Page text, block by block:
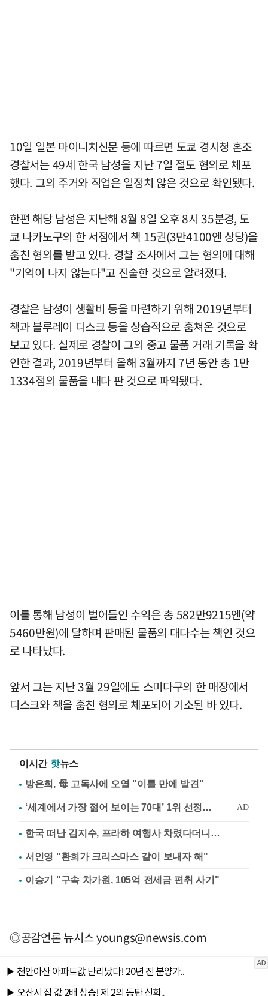
10일 일본 마이니치신문 등에 따르면 도쿄 경시청 혼조
경찰서는 49세 한국 남성을 지난 7일 절도 혐의로 체포
했다. 그의 주거와 직업은 일정치 않은 것으로 확인됐다.
한편 해당 남성은 지난해 8월 8일 오후 8시 35분경, 도
쿄 나카노구의 한 서점에서 책 15권(3만4100엔 상당)을
훔친 혐의를 받고 있다. 경찰 조사에서 그는 혐의에 대해
"기억이 나지 않는다"고 진술한 것으로 알려졌다.
경찰은 남성이 생활비 등을 마련하기 위해 2019년부터
책과 블루레이 디스크 등을 상습적으로 훔쳐온 것으로
보고 있다. 실제로 경찰이 그의 중고 물품 거래 기록을 확
인한 결과, 2019년부터 올해 3월까지 7년 동안 총 1만
1334점의 물품을 내다 판 것으로 파악됐다.
이를 통해 남성이 벌어들인 수익은 총 582만9215엔(약
5460만원)에 달하며 판매된 물품의 대다수는 책인 것으
로 나타났다.
앞서 그는 지난 3월 29일에도 스미다구의 한 매장에서
디스크와 책을 훔친 혐의로 체포되어 기소된 바 있다.
이시간 핫뉴스
방은희, 母 고독사에 오열 "이틀 만에 발견"
한국 떠난 김지수, 프라하 여행사 차렸다더니…
서인영 "환희가 크리스마스 같이 보내자 해"
이승기 "구속 차가원, 105억 전세금 편취 사기"
◎공감언론 뉴시스youngs@newsis.com